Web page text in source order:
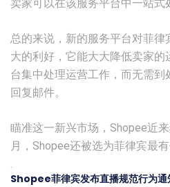
卖家可以在该服务平台中一站式
总的来说，新的服务平台对菲
大的利好，它能大大降低卖家
台集中处理运营工作，而无需
回复邮件。
瞄准这一新兴市场，Shopee近
月，Shopee还被选为菲律宾最
.
Shopee菲律宾发布直播规范行为通